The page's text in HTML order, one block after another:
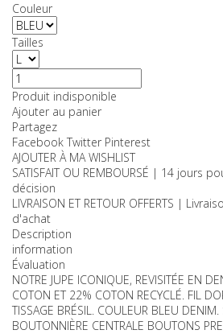
Couleur
Tailles
Produit indisponible
Ajouter au panier
Partagez
Facebook Twitter Pinterest
AJOUTER À MA WISHLIST
SATISFAIT OU REMBOURSÉ | 14 jours
décision
LIVRAISON ET RETOUR OFFERTS |
d'achat
Description
information
Évaluation
NOTRE JUPE ICONIQUE, REVISITÉE EN
COTON ET 22% COTON RECYCLÉ. FIL
TISSAGE BRÉSIL. COULEUR BLEU DENIM.
BOUTONNIÈRE CENTRALE BOUTONS